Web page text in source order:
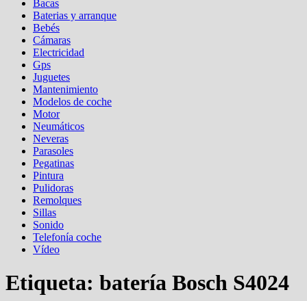
Bacas
Baterias y arranque
Bebés
Cámaras
Electricidad
Gps
Juguetes
Mantenimiento
Modelos de coche
Motor
Neumáticos
Neveras
Parasoles
Pegatinas
Pintura
Pulidoras
Remolques
Sillas
Sonido
Telefonía coche
Vídeo
Etiqueta: batería Bosch S4024